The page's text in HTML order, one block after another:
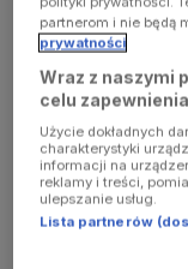
browser
console for
more
information)
partnerom i nie będą
prywatności
Wraz z naszymi
celu
Użycie dokładnych
charakterystyki
informacji na
reklamy i treści,
ulepszanie usług.
Lista partnerów